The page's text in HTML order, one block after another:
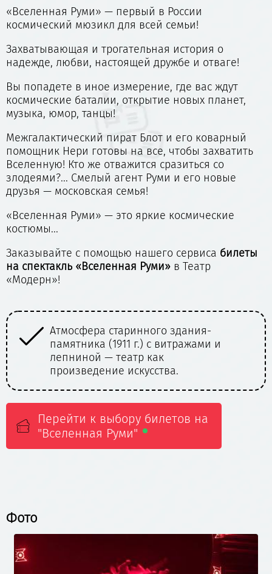
«Вселенная Руми» — первый в России
космический мюзикл для всей семьи!
Захватывающая и трогательная история о
надежде, любви, настоящей дружбе и отваге!
Вы попадете в иное измерение, где вас ждут
космические баталии, открытие новых планет,
музыка, юмор, танцы!
Межгалактический пират Блот и его коварный
помощник Нери готовы на все, чтобы захватить
Вселенную! Кто же отважится сразиться со
злодеями?... Смелый агент Руми и его новые
друзья — московская семья!
«Вселенная Руми» — это яркие космические
костюмы...
Заказывайте с помощью нашего сервиса билеты
на спектакль «Вселенная Руми» в Театр
«Модерн»!
Сочетание классических традиций и
смелых современных постановок
под руководством Юрия Грымова.
Перейти к выбору билетов на
"Вселенная Руми"
Фото